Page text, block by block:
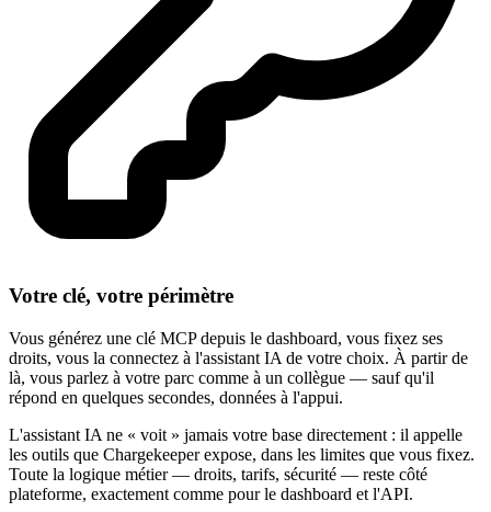
Votre clé, votre périmètre
Vous générez une clé MCP depuis le dashboard, vous fixez ses
droits, vous la connectez à l'assistant IA de votre choix. À partir de
là, vous parlez à votre parc comme à un collègue — sauf qu'il
répond en quelques secondes, données à l'appui.
L'assistant IA ne « voit » jamais votre base directement : il appelle
les outils que Chargekeeper expose, dans les limites que vous fixez.
Toute la logique métier — droits, tarifs, sécurité — reste côté
plateforme, exactement comme pour le dashboard et l'API.